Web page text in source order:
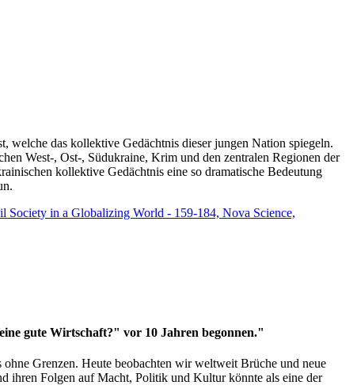
welche das kollektive Gedächtnis dieser jungen Nation spiegeln.
West-, Ost-, Südukraine, Krim und den zentralen Regionen der
kollektive Gedächtnis eine so dramatische Bedeutung
Society in a Globalizing World - 159-184, Nova Science,
gute Wirtschaft?" vor 10 Jahren begonnen."
Grenzen. Heute beobachten wir weltweit Brüche und neue
ihren Folgen auf Macht, Politik und Kultur könnte als eine der